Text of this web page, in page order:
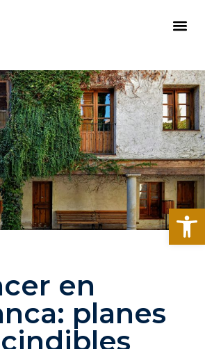
Abrir
en
planes